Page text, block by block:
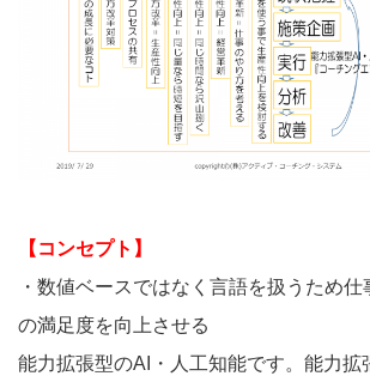
【コンセプト】
・数値ベースではなく言語を扱うため
の満足度を向上させる
能力拡張型のAI・人工知能です。能力拡